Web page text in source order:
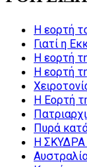
Η εορτή
Γιατί η
Η εορτή
Η εορτή
Η Εορτή
Πυρά
Η